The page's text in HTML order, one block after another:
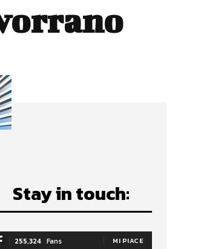
Stay in touch:
255,324 Fans MI PIACE